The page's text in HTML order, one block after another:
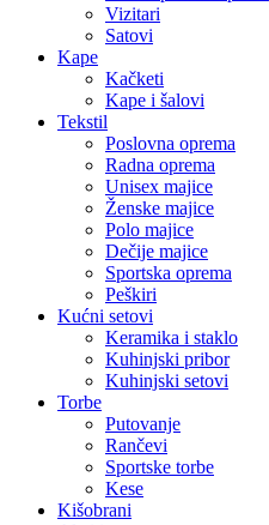
Vizitari
Satovi
Kape
Kačketi
Kape i šalovi
Tekstil
Poslovna oprema
Radna oprema
Unisex majice
Ženske majice
Polo majice
Dečije majice
Sportska oprema
Peškiri
Kućni setovi
Keramika i staklo
Kuhinjski pribor
Kuhinjski setovi
Torbe
Putovanje
Rančevi
Sportske torbe
Kese
Kišobrani